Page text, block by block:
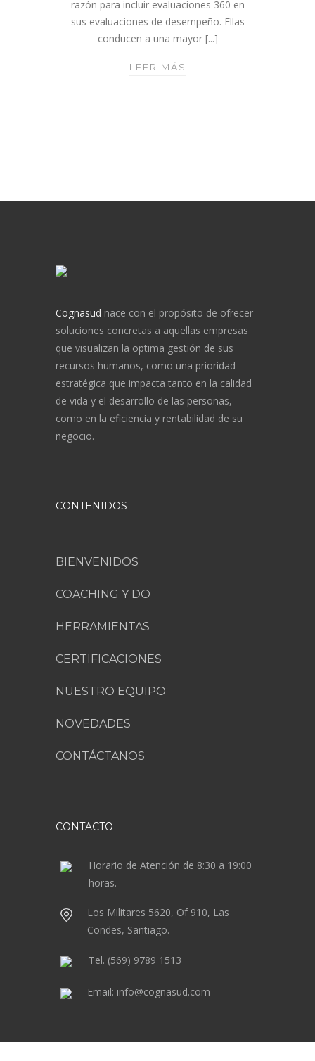
razón para incluir evaluaciones 360 en
sus evaluaciones de desempeño. Ellas
conducen a una mayor [...]
LEER MÁS
Cognasud nace con el propósito de ofrecer
soluciones concretas a aquellas empresas
que visualizan la optima gestión de sus
recursos humanos, como una prioridad
estratégica que impacta tanto en la calidad
de vida y el desarrollo de las personas,
como en la eficiencia y rentabilidad de su
negocio.
CONTENIDOS
BIENVENIDOS
COACHING Y DO
HERRAMIENTAS
CERTIFICACIONES
NUESTRO EQUIPO
NOVEDADES
CONTÁCTANOS
CONTACTO
Horario de Atención de 8:30 a 19:00
horas.
Los Militares 5620, Of 910, Las
Condes, Santiago.
Tel. (569) 9789 1513
Email: info@cognasud.com